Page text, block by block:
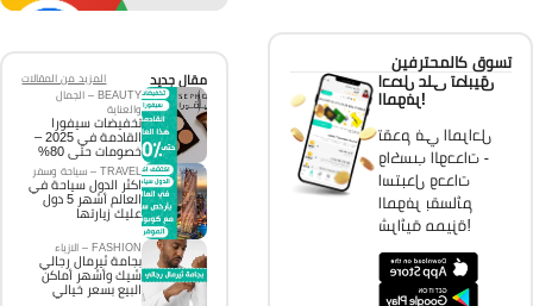
تسوق كالمحترفين
احصل على تطبيق
الموفر!
تقدم في المراحل
واكسب الوحدات -
استبدل وحدات
الموفر بقسائم
شرائية مميزة!
مقال جديد
المزيد من المقالات
BEAUTY – الجمال
والعناية
تخفيضات سيفورا
القادمة في 2025 –
خصومات حتى 80%
TRAVEL – سياحة وسفر
اكثر الدول سياحة في
العالم أشهر 5 دول
عليك زيارتها
FASHION – الازياء
بجامة ثيرمال رجالي
شيك وأشهر أماكن
البيع بسعر خيالي